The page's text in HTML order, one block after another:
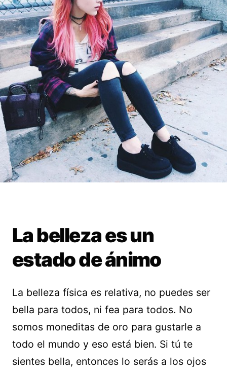
La belleza es un
estado de ánimo
La belleza física es relativa, no puedes ser
bella para todos, ni fea para todos. No
somos moneditas de oro para gustarle a
todo el mundo y eso está bien. Si tú te
sientes bella, entonces lo serás a los ojos